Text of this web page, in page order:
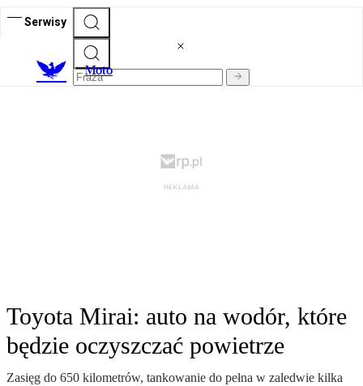
Serwisy
Moto
Toyota Mirai: auto na wodór, które
będzie oczyszczać powietrze
Zasięg do 650 kilometrów, tankowanie do pełna w zaledwie kilka